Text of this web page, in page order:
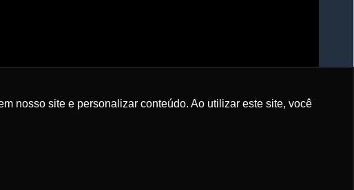
nosso site e personalizar conteúdo. Ao utilizar este site, você